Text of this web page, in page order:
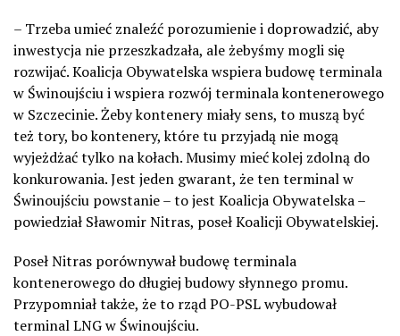
– Trzeba umieć znaleźć porozumienie i doprowadzić, aby
inwestycja nie przeszkadzała, ale żebyśmy mogli się
rozwijać. Koalicja Obywatelska wspiera budowę terminala
w Świnoujściu i wspiera rozwój terminala kontenerowego
w Szczecinie. Żeby kontenery miały sens, to muszą być
też tory, bo kontenery, które tu przyjadą nie mogą
wyjeżdżać tylko na kołach. Musimy mieć kolej zdolną do
konkurowania. Jest jeden gwarant, że ten terminal w
Świnoujściu powstanie – to jest Koalicja Obywatelska –
powiedział Sławomir Nitras, poseł Koalicji Obywatelskiej.
Poseł Nitras porównywał budowę terminala
kontenerowego do długiej budowy słynnego promu.
Przypomniał także, że to rząd PO-PSL wybudował
terminal LNG w Świnoujściu.